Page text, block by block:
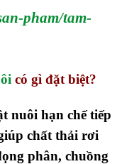
pham/tam-
có gì đặt biệt?
nuôi hạn chế tiếp
chất thải rơi
phân, chuồng